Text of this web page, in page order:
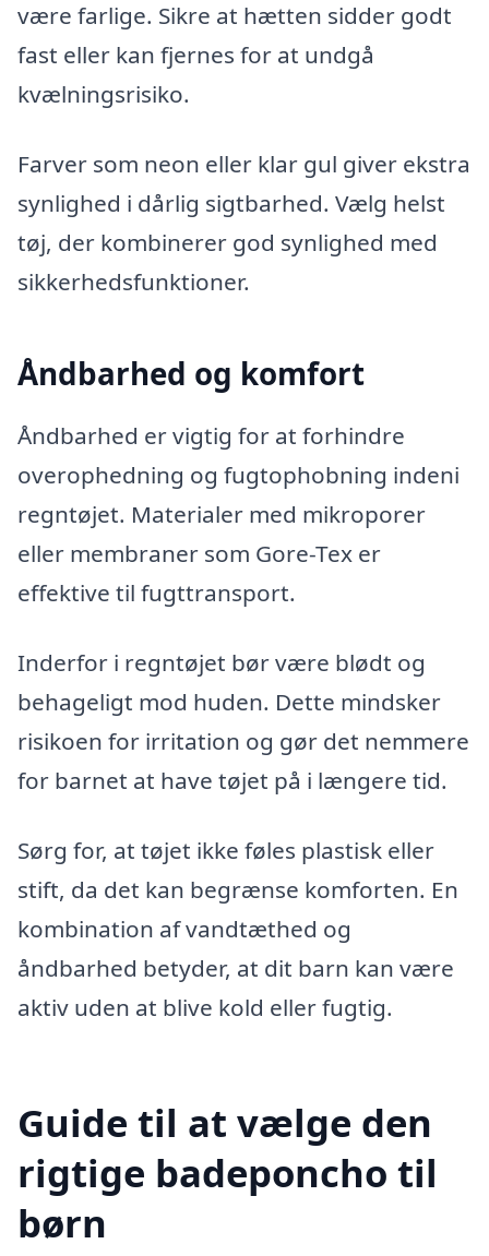
være farlige. Sikre at hætten sidder godt
fast eller kan fjernes for at undgå
kvælningsrisiko.
Farver som neon eller klar gul giver ekstra
synlighed i dårlig sigtbarhed. Vælg helst
tøj, der kombinerer god synlighed med
sikkerhedsfunktioner.
Åndbarhed og komfort
Åndbarhed er vigtig for at forhindre
overophedning og fugtophobning indeni
regntøjet. Materialer med mikroporer
eller membraner som Gore-Tex er
effektive til fugttransport.
Inderfor i regntøjet bør være blødt og
behageligt mod huden. Dette mindsker
risikoen for irritation og gør det nemmere
for barnet at have tøjet på i længere tid.
Sørg for, at tøjet ikke føles plastisk eller
stift, da det kan begrænse komforten. En
kombination af vandtæthed og
åndbarhed betyder, at dit barn kan være
aktiv uden at blive kold eller fugtig.
Guide til at vælge den
rigtige badeponcho til
børn